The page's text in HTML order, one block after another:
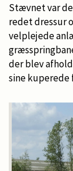
Stævnet var
redet dressur
velplejede
der blev
sine